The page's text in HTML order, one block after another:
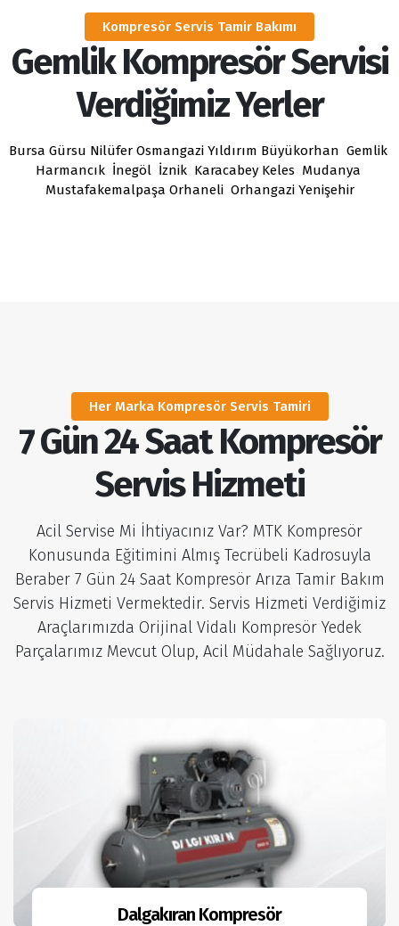
Kompresör Servis Tamir Bakımı
Gemlik Kompresör Servisi
Verdiğimiz Yerler
Bursa Gürsu Nilüfer Osmangazi Yıldırım Büyükorhan Gemlik
Harmancık İnegöl İznik Karacabey Keles Mudanya
Mustafakemalpaşa Orhaneli Orhangazi Yenişehir
Her Marka Kompresör Servis Tamiri
7 Gün 24 Saat Kompresör
Servis Hizmeti
Acil Servise Mi İhtiyacınız Var? MTK Kompresör
Konusunda Eğitimini Almış Tecrübeli Kadrosuyla
Beraber 7 Gün 24 Saat Kompresör Arıza Tamir Bakım
Servis Hizmeti Vermektedir. Servis Hizmeti Verdiğimiz
Araçlarımızda Orijinal Vidalı Kompresör Yedek
Parçalarımız Mevcut Olup, Acil Müdahale Sağlıyoruz.
Dalgakıran Kompresör